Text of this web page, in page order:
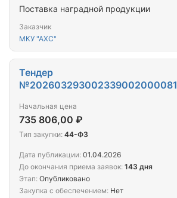
Поставка наградной продукции
Заказчик
МКУ "АХС"
Тендер
№202603293002339002000081
Начальная цена
735 806,00 ₽
Тип закупки: 44-ФЗ
Дата публикации: 01.04.2026
До окончания приема заявок: 143 дня
Этап: Опубликовано
Закупка с обеспечением: Нет